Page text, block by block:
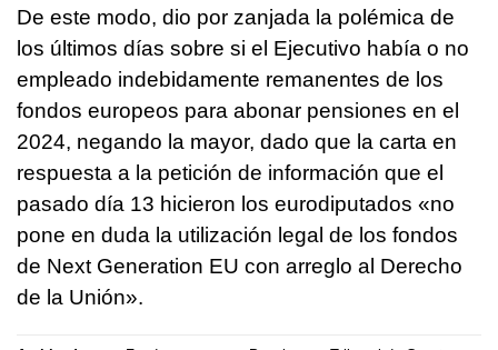
De este modo, dio por zanjada la polémica de
los últimos días sobre si el Ejecutivo había o no
empleado indebidamente remanentes de los
fondos europeos para abonar pensiones en el
2024, negando la mayor, dado que la carta en
respuesta a la petición de información que el
pasado día 13 hicieron los eurodiputados «no
pone en duda la utilización legal de los fondos
de Next Generation EU con arreglo al Derecho
de la Unión».